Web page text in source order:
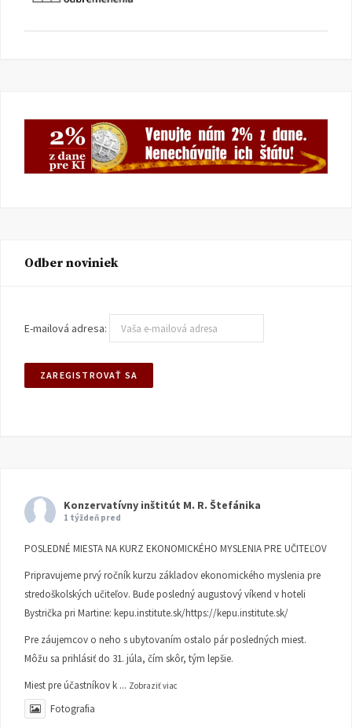
Odber noviniek
E-mailová adresa:
Konzervatívny inštitút M. R. Štefánika
1 týždeň pred
POSLEDNÉ MIESTA NA KURZ EKONOMICKÉHO MYSLENIA PRE UČITEĽOV
Pripravujeme prvý ročník kurzu základov ekonomického myslenia pre
stredoškolských učiteľov. Bude posledný augustový víkend v hoteli
Bystrička pri Martine: kepu.institute.sk/https://kepu.institute.sk/
Pre záujemcov o neho s ubytovaním ostalo pár posledných miest.
Môžu sa prihlásiť do 31. júla, čím skôr, tým lepšie.
Miest pre účastníkov k ... Zobraziť viac
Fotografia